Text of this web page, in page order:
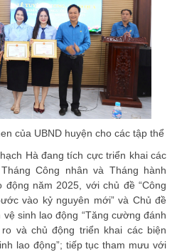
của UBND huyện cho các tập thể
Hà đang tích cực triển khai các
Công nhân và Tháng hành
năm 2025, với chủ đề “Công
vào kỷ nguyên mới” và Chủ đề
sinh lao động “Tăng cường đánh
và chủ động triển khai các biện
lao động”; tiếp tục tham mưu với